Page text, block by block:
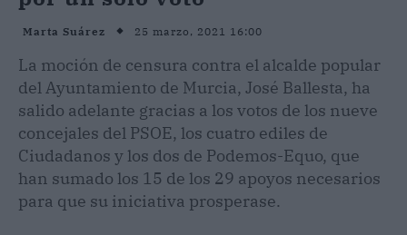
Marta Suárez 25 marzo, 2021 16:00
La moción de censura contra el alcalde popular
del Ayuntamiento de Murcia, José Ballesta, ha
salido adelante gracias a los votos de los nueve
concejales del PSOE, los cuatro ediles de
Ciudadanos y los dos de Podemos-Equo, que
han sumado los 15 de los 29 apoyos necesarios
para que su iniciativa prosperase.